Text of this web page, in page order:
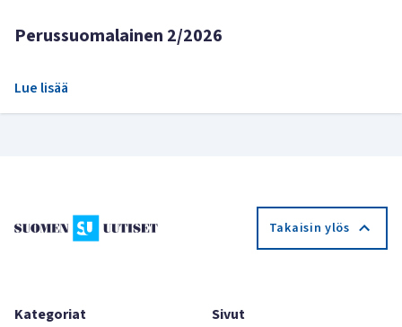
Perussuomalainen 2/2026
Lue lisää
Takaisin ylös
Kategoriat
Sivut